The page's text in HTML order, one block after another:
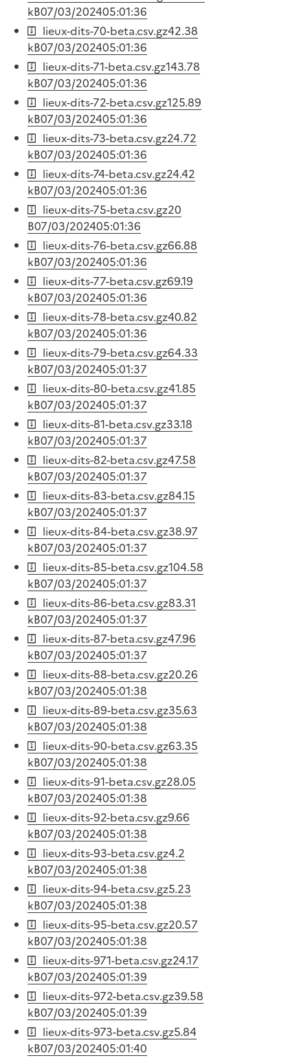
kB07/03/202405:01:36
lieux-dits-70-beta.csv.gz42.38
kB07/03/202405:01:36
lieux-dits-71-beta.csv.gz143.78
kB07/03/202405:01:36
lieux-dits-72-beta.csv.gz125.89
kB07/03/202405:01:36
lieux-dits-73-beta.csv.gz24.72
kB07/03/202405:01:36
lieux-dits-74-beta.csv.gz24.42
kB07/03/202405:01:36
lieux-dits-75-beta.csv.gz20
B07/03/202405:01:36
lieux-dits-76-beta.csv.gz66.88
kB07/03/202405:01:36
lieux-dits-77-beta.csv.gz69.19
kB07/03/202405:01:36
lieux-dits-78-beta.csv.gz40.82
kB07/03/202405:01:36
lieux-dits-79-beta.csv.gz64.33
kB07/03/202405:01:37
lieux-dits-80-beta.csv.gz41.85
kB07/03/202405:01:37
lieux-dits-81-beta.csv.gz33.18
kB07/03/202405:01:37
lieux-dits-82-beta.csv.gz47.58
kB07/03/202405:01:37
lieux-dits-83-beta.csv.gz84.15
kB07/03/202405:01:37
lieux-dits-84-beta.csv.gz38.97
kB07/03/202405:01:37
lieux-dits-85-beta.csv.gz104.58
kB07/03/202405:01:37
lieux-dits-86-beta.csv.gz83.31
kB07/03/202405:01:37
lieux-dits-87-beta.csv.gz47.96
kB07/03/202405:01:37
lieux-dits-88-beta.csv.gz20.26
kB07/03/202405:01:38
lieux-dits-89-beta.csv.gz35.63
kB07/03/202405:01:38
lieux-dits-90-beta.csv.gz63.35
kB07/03/202405:01:38
lieux-dits-91-beta.csv.gz28.05
kB07/03/202405:01:38
lieux-dits-92-beta.csv.gz9.66
kB07/03/202405:01:38
lieux-dits-93-beta.csv.gz4.2
kB07/03/202405:01:38
lieux-dits-94-beta.csv.gz5.23
kB07/03/202405:01:38
lieux-dits-95-beta.csv.gz20.57
kB07/03/202405:01:38
lieux-dits-971-beta.csv.gz24.17
kB07/03/202405:01:39
lieux-dits-972-beta.csv.gz39.58
kB07/03/202405:01:39
lieux-dits-973-beta.csv.gz5.84
kB07/03/202405:01:40